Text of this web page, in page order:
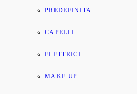
PREDEFINITA
CAPELLI
ELETTRICI
MAKE UP